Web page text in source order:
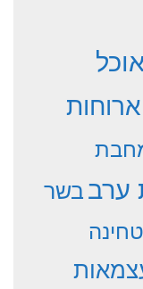
ארוחות
ערבבשר
טחינה